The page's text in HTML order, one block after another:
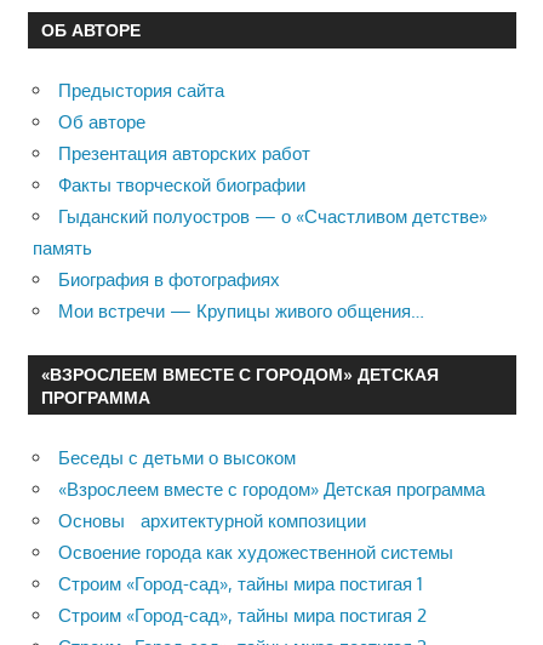
ОБ АВТОРЕ
Предыстория сайта
Об авторе
Презентация авторских работ
Факты творческой биографии
Гыданский полуостров — о «Счастливом детстве»
память
Биография в фотографиях
Мои встречи — Крупицы живого общения…
«ВЗРОСЛЕЕМ ВМЕСТЕ С ГОРОДОМ» ДЕТСКАЯ
ПРОГРАММА
Беседы с детьми о высоком
«Взрослеем вместе с городом» Детская программа
Основы архитектурной композиции
Освоение города как художественной системы
Строим «Город-сад», тайны мира постигая 1
Строим «Город-сад», тайны мира постигая 2